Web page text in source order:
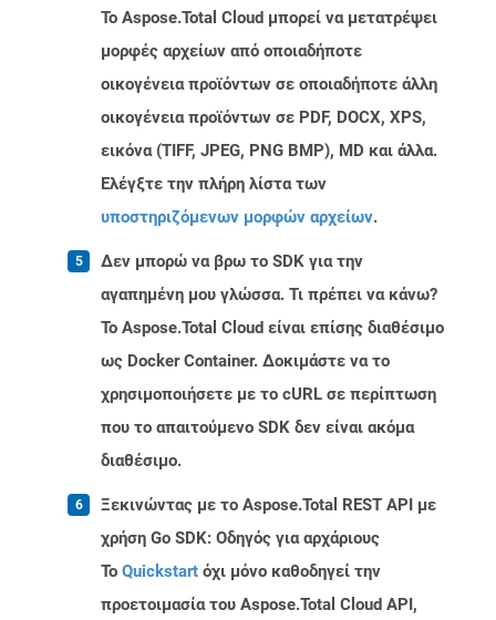
Το Aspose.Total Cloud μπορεί να μετατρέψει
μορφές αρχείων από οποιαδήποτε
οικογένεια προϊόντων σε οποιαδήποτε άλλη
οικογένεια προϊόντων σε PDF, DOCX, XPS,
εικόνα (TIFF, JPEG, PNG BMP), MD και άλλα.
Ελέγξτε την πλήρη λίστα των
υποστηριζόμενων μορφών αρχείων.
Δεν μπορώ να βρω το SDK για την
αγαπημένη μου γλώσσα. Τι πρέπει να κάνω?
Το Aspose.Total Cloud είναι επίσης διαθέσιμο
ως Docker Container. Δοκιμάστε να το
χρησιμοποιήσετε με το cURL σε περίπτωση
που το απαιτούμενο SDK δεν είναι ακόμα
διαθέσιμο.
Ξεκινώντας με το Aspose.Total REST API με
χρήση Go SDK: Οδηγός για αρχάριους
Το Quickstart όχι μόνο καθοδηγεί την
προετοιμασία του Aspose.Total Cloud API,